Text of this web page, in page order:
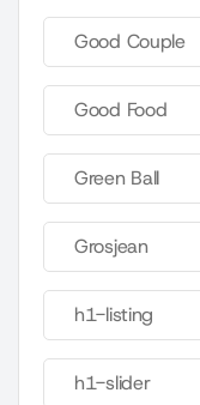
Good Couple
Good Food
Green Ball
Grosjean
h1-listing
h1-slider